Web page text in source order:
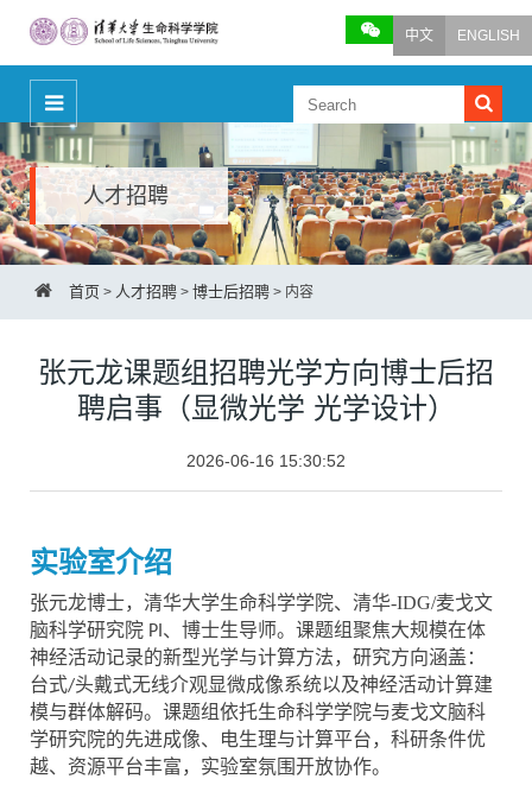
中文 ENGLISH
人才招聘
首页 > 人才招聘 > 博士后招聘 > 内容
张元龙课题组招聘光学方向博士后招
聘启事（显微光学 光学设计）
2026-06-16 15:30:52
实验室介绍
张元龙博士，清华大学生命科学学院、清华-IDG/麦戈文
脑科学研究院 PI 、博士生导师。课题组聚焦大规模在体
神经活动记录的新型光学与计算方法，研究方向涵盖：
台式/头戴式无线介观显微成像系统以及神经活动计算建
模与群体解码。课题组依托生命科学学院与麦戈文脑科
学研究院的先进成像、电生理与计算平台，科研条件优
越、资源平台丰富，实验室氛围开放协作。